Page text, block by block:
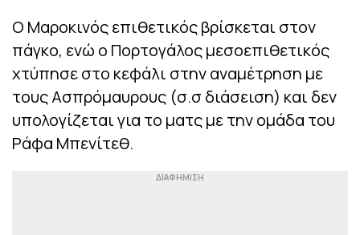
Ο Μαροκινός επιθετικός βρίσκεται στον
πάγκο, ενώ ο Πορτογάλος μεσοεπιθετικός
χτύπησε στο κεφάλι στην αναμέτρηση με
τους Ασπρόμαυρους (σ.σ διάσειση) και δεν
υπολογίζεται για το ματς με την ομάδα του
Ράφα Μπενίτεθ.